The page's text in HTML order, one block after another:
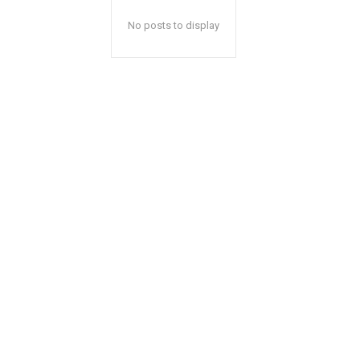
No posts to display